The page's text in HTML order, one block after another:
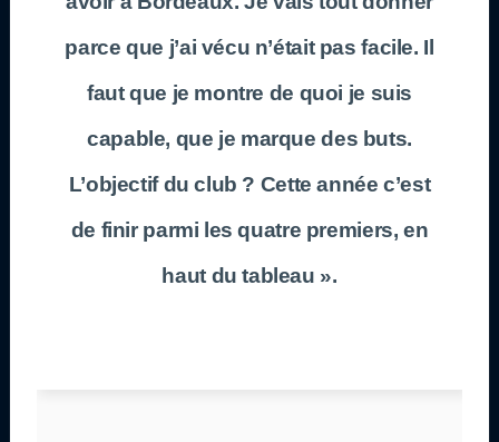
parce que j’ai vécu n’était pas facile. Il
faut que je montre de quoi je suis
capable, que je marque des buts.
L’objectif du club ? Cette année c’est
de finir parmi les quatre premiers, en
haut du tableau ».